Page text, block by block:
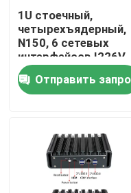
Наша фабрика
контроль качества
контактные
Отправить запрос
Промышленный
1U стоечный,
четырехъядерный,
N150, 6 сетевых
интерфейсов I226V
2500M,
брандмауэрный ПК,
программный
Отправить